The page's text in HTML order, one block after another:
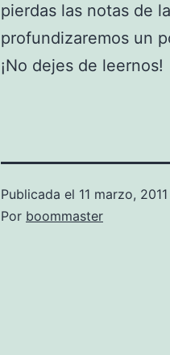
pierdas las notas de
profundizaremos un
¡No dejes de leernos!
Publicada el 11 marzo, 2011
Por boommaster